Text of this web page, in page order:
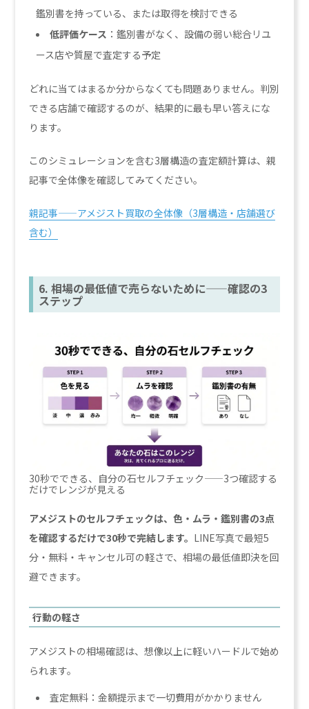
鑑別書を持っている、または取得を検討できる
低評価ケース ：鑑別書がなく、設備の弱い総合リユ
ース店や質屋で査定する予定
どれに当てはまるか分からなくても問題ありません。判別
できる店舗で確認するのが、結果的に最も早い答えにな
ります。
このシミュレーションを含む3層構造の査定額計算は、親
記事で全体像を確認してみてください。
親記事——アメジスト買取の全体像（3層構造・店舗選び
含む）
6. 相場の最低値で売らないために——確認の3
ステップ
30秒でできる、自分の石セルフチェック——3つ確認する
だけでレンジが見える
アメジストのセルフチェックは、色・ムラ・鑑別書の3点
を確認するだけで30秒で完結します。 LINE写真で最短5
分・無料・キャンセル可の軽さで、相場の最低値即決を回
避できます。
行動の軽さ
アメジストの相場確認は、想像以上に軽いハードルで始め
られます。
査定無料：金額提示まで一切費用がかかりません